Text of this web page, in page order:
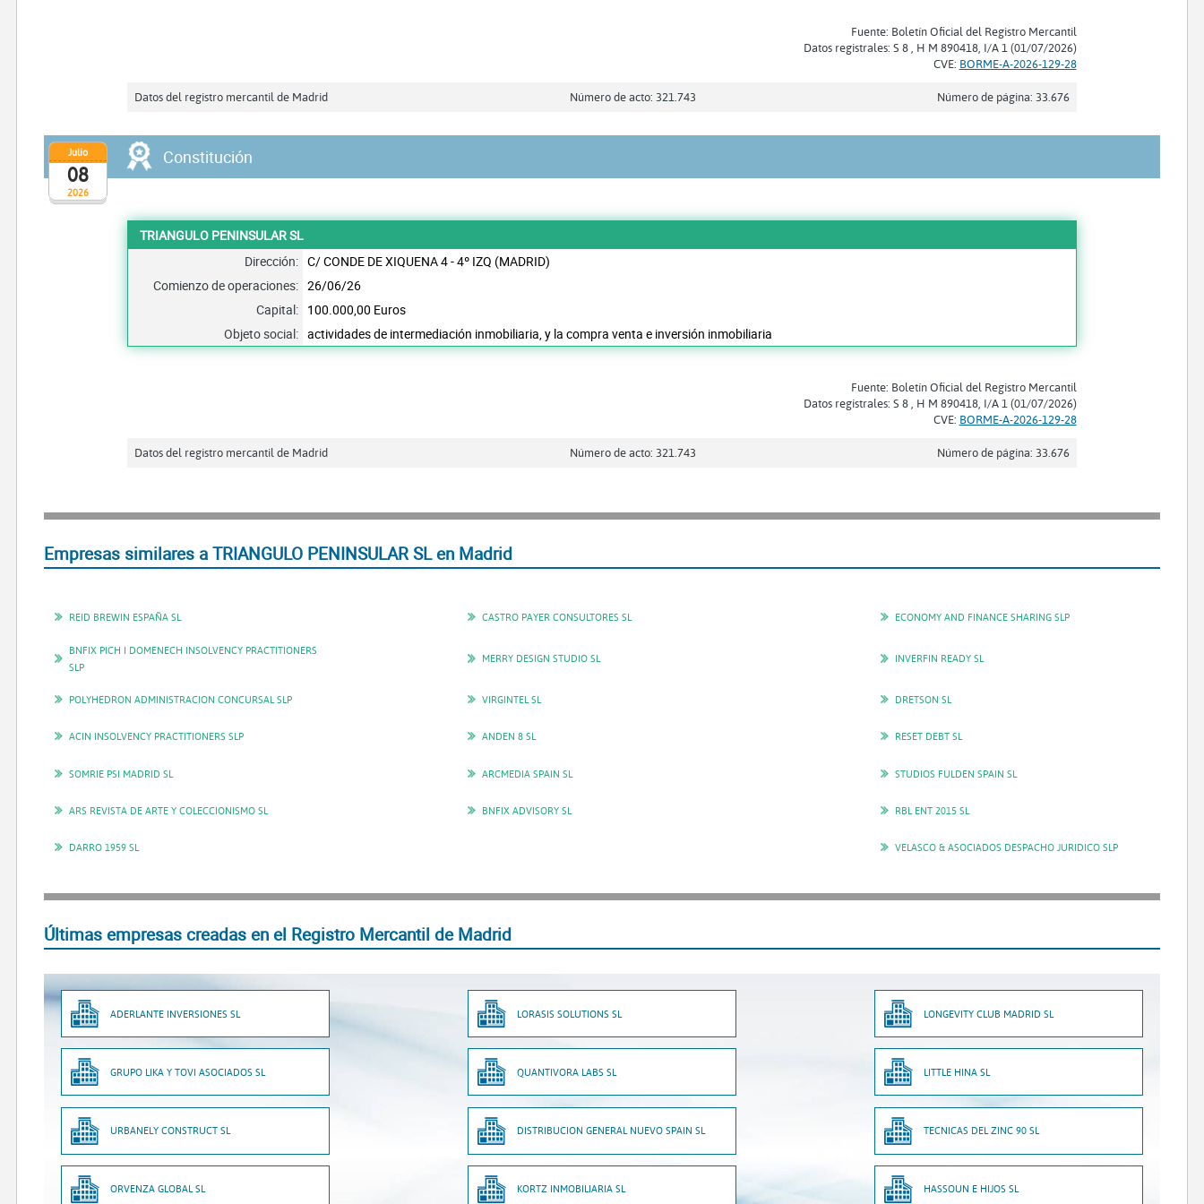
Fuente: Boletín Oficial del Registro Mercantil
Datos registrales: S 8 , H M 890418, I/A 1 (01/07/2026)
CVE: BORME-A-2026-129-28
Datos del registro mercantil de Madrid Número de acto: 321.743 Número de página: 33.676
2026
Julio
08
Constitución
TRIANGULO PENINSULAR SL
Dirección: C/ CONDE DE XIQUENA 4 - 4º IZQ (MADRID)
Comienzo de operaciones: 26/06/26
Capital: 100.000,00 Euros
Objeto social: actividades de intermediación inmobiliaria, y la compra venta e inversión inmobiliaria
Fuente: Boletín Oficial del Registro Mercantil
Datos registrales: S 8 , H M 890418, I/A 1 (01/07/2026)
CVE: BORME-A-2026-129-28
Datos del registro mercantil de Madrid Número de acto: 321.743 Número de página: 33.676
Empresas similares a TRIANGULO PENINSULAR SL en Madrid
REID BREWIN ESPAÑA SL CASTRO PAYER CONSULTORES SL ECONOMY AND FINANCE SHARING SLP
BNFIX PICH I DOMENECH INSOLVENCY PRACTITIONERS
SLP
MERRY DESIGN STUDIO SL INVERFIN READY SL
POLYHEDRON ADMINISTRACION CONCURSAL SLP VIRGINTEL SL DRETSON SL
ACIN INSOLVENCY PRACTITIONERS SLP ANDEN 8 SL RESET DEBT SL
SOMRIE PSI MADRID SL ARCMEDIA SPAIN SL STUDIOS FULDEN SPAIN SL
ARS REVISTA DE ARTE Y COLECCIONISMO SL BNFIX ADVISORY SL RBL ENT 2015 SL
DARRO 1959 SL VELASCO & ASOCIADOS DESPACHO JURIDICO SLP
Últimas empresas creadas en el Registro Mercantil de Madrid
ADERLANTE INVERSIONES SL LORASIS SOLUTIONS SL LONGEVITY CLUB MADRID SL
GRUPO LIKA Y TOVI ASOCIADOS SL QUANTIVORA LABS SL LITTLE HINA SL
URBANELY CONSTRUCT SL DISTRIBUCION GENERAL NUEVO SPAIN SL TECNICAS DEL ZINC 90 SL
ORVENZA GLOBAL SL KORTZ INMOBILIARIA SL HASSOUN E HIJOS SL